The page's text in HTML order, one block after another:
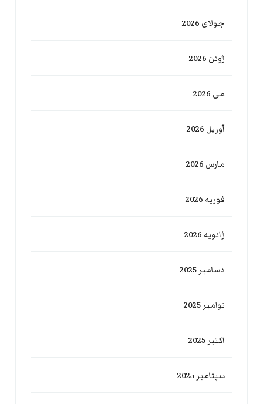
جولای 2026
ژوئن 2026
می 2026
آوریل 2026
مارس 2026
فوریه 2026
ژانویه 2026
دسامبر 2025
نوامبر 2025
اکتبر 2025
سپتامبر 2025